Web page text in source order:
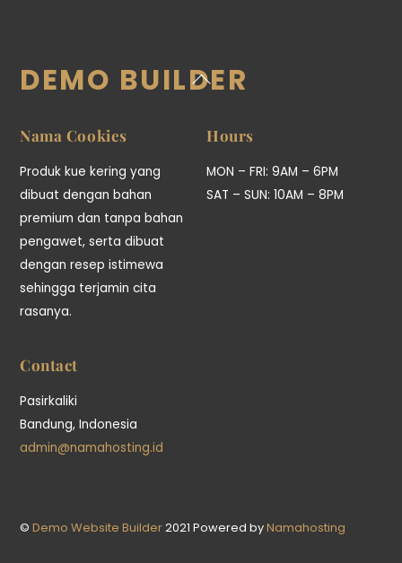
Back
DEMO BUILDER
Nama Cookies
Produk kue kering yang
dibuat dengan bahan
premium dan tanpa bahan
pengawet, serta dibuat
dengan resep istimewa
sehingga terjamin cita
rasanya.
Hours
MON – FRI: 9AM – 6PM
SAT – SUN: 10AM – 8PM
Contact
Pasirkaliki
Bandung, Indonesia
admin@namahosting.id
©Demo Website Builder2021 Powered byNamahosting